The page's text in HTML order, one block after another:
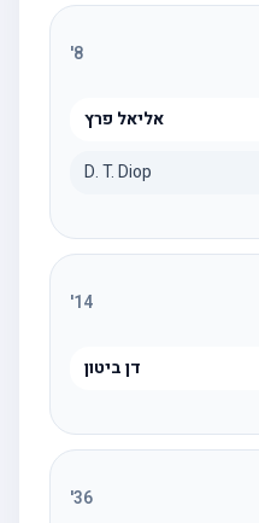
אליאל פרץ
D. T. Diop
14
'
דן ביטון
36
'